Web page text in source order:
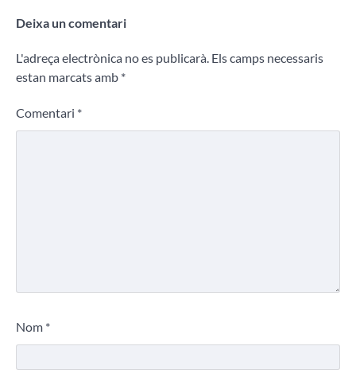
Deixa un comentari
L'adreça electrònica no es publicarà. Els camps necessaris
estan marcats amb *
Comentari *
Nom *